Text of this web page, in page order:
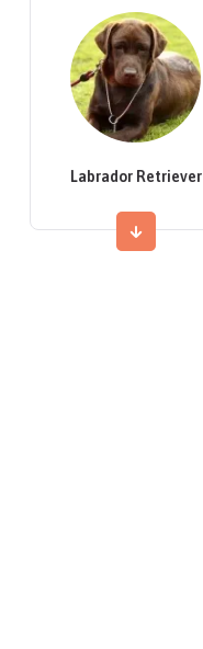
Labrador Retriever